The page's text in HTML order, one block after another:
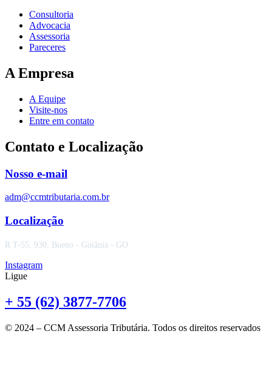
Consultoria
Advocacia
Assessoria
Pareceres
A Empresa
A Equipe
Visite-nos
Entre em contato
Contato e Localização
Nosso e-mail
adm@ccmtributaria.com.br
Localização
R T-55, 930, Bueno - Goiânia - GO
Instagram
Ligue
+ 55 (62) 3877-7706
© 2024 – CCM Assessoria Tributária. Todos os direitos reservados